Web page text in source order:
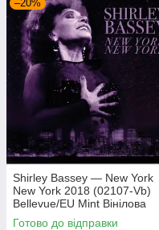
–20%
Shirley Bassey — New York
New York 2018 (02107-Vb)
Bellevue/EU Mint Вінілова
платівка (art.238985)
Готово до відправки